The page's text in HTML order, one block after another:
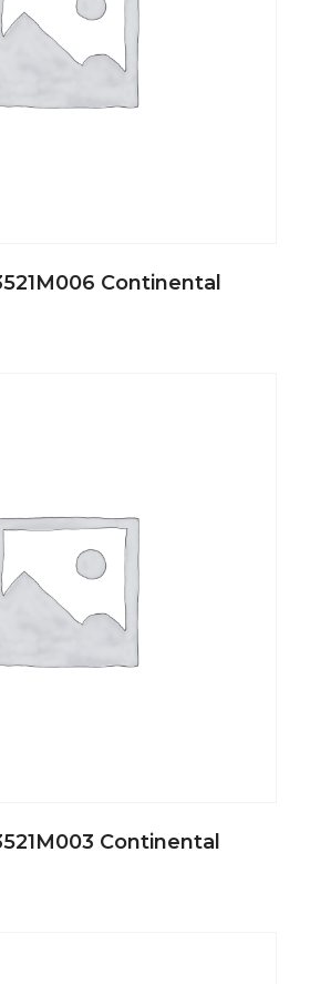
Continental
Continental